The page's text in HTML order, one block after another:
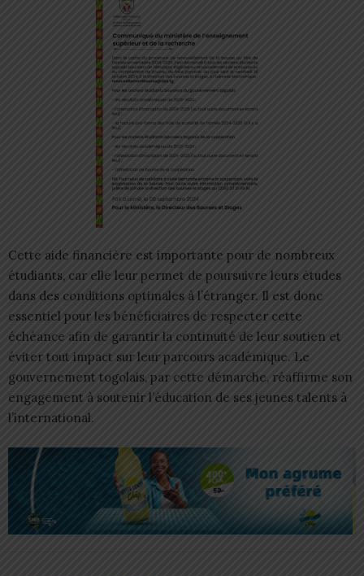
Cette aide financière est importante pour de nombreux
étudiants, car elle leur permet de poursuivre leurs études
dans des conditions optimales à l’étranger. Il est donc
essentiel pour les bénéficiaires de respecter cette
échéance afin de garantir la continuité de leur soutien et
éviter tout impact sur leur parcours académique. Le
gouvernement togolais, par cette démarche, réaffirme son
engagement à soutenir l’éducation de ses jeunes talents à
l’international.